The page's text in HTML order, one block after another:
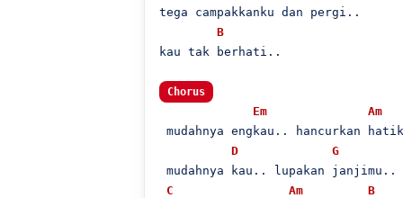
tega campakkanku dan pergi..
B
kau tak berhati..
Chorus
Em
Am
mudahnya engkau.. hancurkan
D
G
mudahnya kau.. lupakan janjimu..
C
Am
B